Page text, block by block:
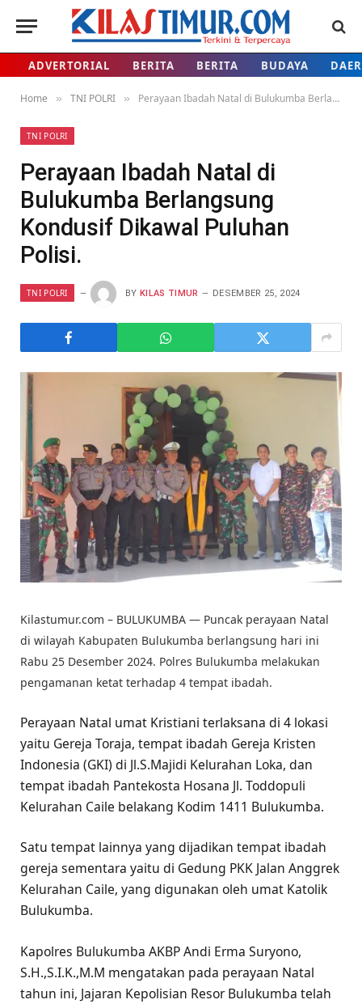
ADVERTORIAL BERITA BERITA BUDAYA
Home » TNI POLRI » Perayaan Ibadah Natal di Bulukumba Berlangsung Kondusif Dikawal Puluhan Polisi.
TNI POLRI
Perayaan Ibadah Natal di
Bulukumba Berlangsung
Kondusif Dikawal Puluhan
Polisi.
TNI POLRI BY KILAS TIMUR DESEMBER 25, 2024
Kilastumur.com – BULUKUMBA — Puncak perayaan Natal
di wilayah Kabupaten Bulukumba berlangsung hari ini
Rabu 25 Desember 2024. Polres Bulukumba melakukan
pengamanan ketat terhadap 4 tempat ibadah.
Perayaan Natal umat Kristiani terlaksana di 4 lokasi
yaitu Gereja Toraja, tempat ibadah Gereja Kristen
Indonesia (GKI) di Jl.S.Majidi Kelurahan Loka, dan
tempat ibadah Pantekosta Hosana Jl. Toddopuli
Kelurahan Caile belakang Kodim 1411 Bulukumba.
Satu tempat lainnya yang dijadikan tempat ibadah
gereja sementara yaitu di Gedung PKK Jalan Anggrek
Kelurahan Caile, yang digunakan oleh umat Katolik
Bulukumba.
Kapolres Bulukumba AKBP Andi Erma Suryono,
S.H.,S.I.K.,M.M mengatakan pada perayaan Natal
tahun ini, Jajaran Kepolisian Resor Bulukumba telah